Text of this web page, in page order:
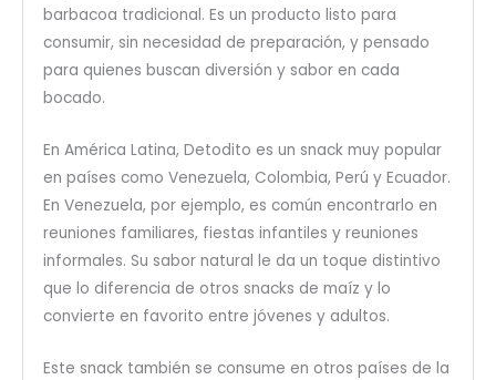
barbacoa tradicional. Es un producto listo para
consumir, sin necesidad de preparación, y pensado
para quienes buscan diversión y sabor en cada
bocado.
En América Latina, Detodito es un snack muy popular
en países como Venezuela, Colombia, Perú y Ecuador.
En Venezuela, por ejemplo, es común encontrarlo en
reuniones familiares, fiestas infantiles y reuniones
informales. Su sabor natural le da un toque distintivo
que lo diferencia de otros snacks de maíz y lo
convierte en favorito entre jóvenes y adultos.
Este snack también se consume en otros países de la